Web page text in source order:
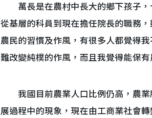
萬長是在農村中長大的鄉下孩子，
從基層的科員到現在擔任院長的職務
農民的習慣及作風，有很多人都覺得
難改變純樸的作風，而且我覺得能保
我國目前農業人口比例仍高，農業
展過程中的現象，現在由工商業社會